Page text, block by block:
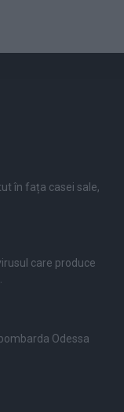
în fața casei sale,
care produce
Odessa